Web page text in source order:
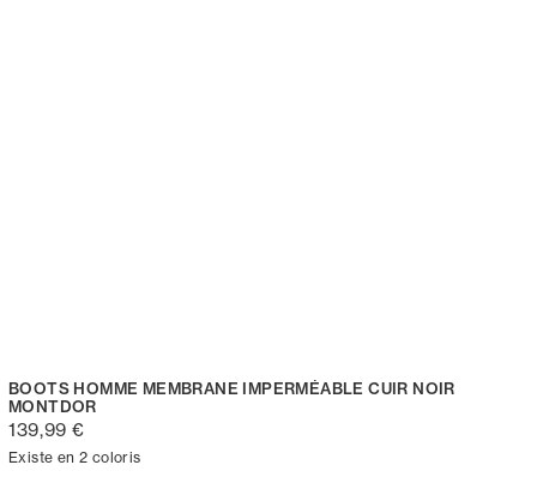
BOOTS HOMME MEMBRANE IMPERMÉABLE CUIR NOIR
MONTDOR
139,99 €
Existe en 2 coloris